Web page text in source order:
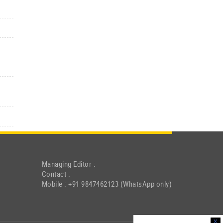
Managing Editor :
Contact :
Mobile : +91 9847462123 (WhatsApp only)